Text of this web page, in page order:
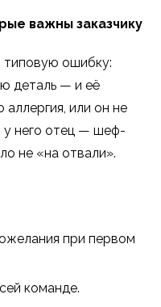
важны заказчику
типовую ошибку:
деталь — и её
или он не
у него отец — шеф-
не «на отвали».
при первом
команде.